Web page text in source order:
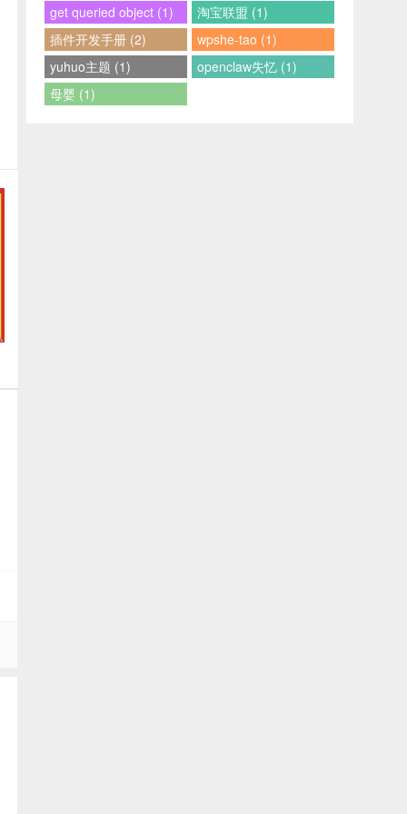
get queried object (1)
淘宝联盟 (1)
插件开发手册 (2)
wpshe-tao (1)
yuhuo主题 (1)
openclaw失忆 (1)
母婴 (1)